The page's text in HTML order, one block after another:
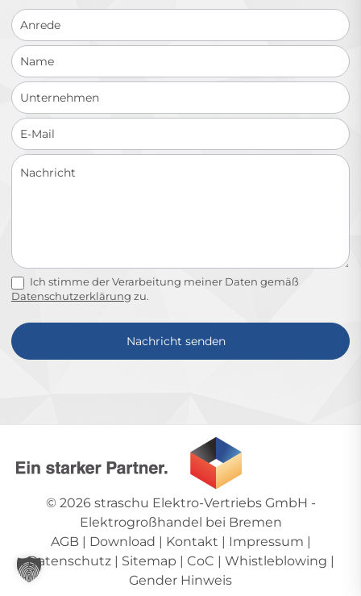
Schnellkontakt
Ich stimme der Verarbeitung meiner Daten gemäß
Datenschutzerklärung zu.
Nachricht senden
© 2026 straschu Elektro-Vertriebs GmbH -
Elektrogroßhandel bei Bremen
AGB | Download | Kontakt | Impressum |
Datenschutz| Sitemap | CoC | Whistleblowing |
Gender Hinweis